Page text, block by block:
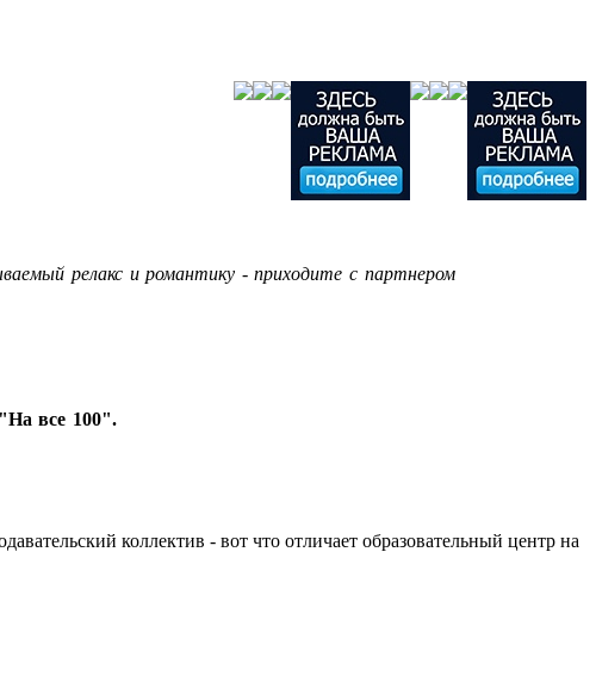
релакс и романтику - приходите с партнером
все 100".
коллектив - вот что отличает образовательный центр на